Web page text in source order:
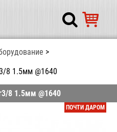
8 1.5мм @1640
8 1.5мм @1640
ПОЧТИ ДАРОМ